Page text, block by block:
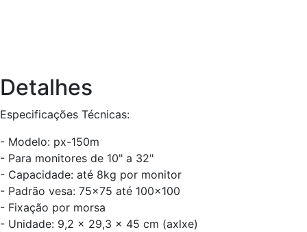
Detalhes
Especificações Técnicas:
- Modelo: px-150m
- Para monitores de 10" a 32"
- Capacidade: até 8kg por monitor
- Padrão vesa: 75x75 até 100x100
- Fixação por morsa
- Unidade: 9,2 x 29,3 x 45 cm (axlxe)